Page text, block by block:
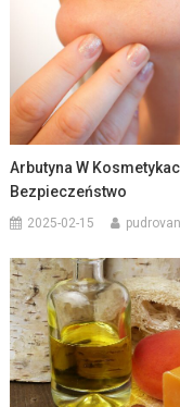
Arbutyna W
Bezpieczeństwo
2025-02-15